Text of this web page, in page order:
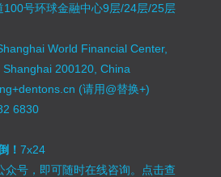
号环球金融中心9层/24层/25层
World Financial Center,
200120, China
(请用@替换+)
6830
！7x24
号，即可随时在线咨询。 点击查